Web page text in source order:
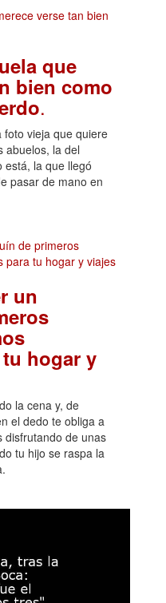
que
bien como
.
vieja que quiere
abuelos, la del
está, la que llegó
pasar de mano en
un
hogar y
la cena y, de
el dedo te obliga a
disfrutando de unas
tu hijo se raspa la